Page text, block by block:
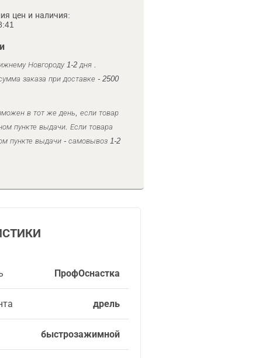
цен и наличия:
Новгороду 1-2 дня .
заказа при доставке - 2500
в тот же день, если товар
пункте выдачи. Если товара
пункте выдачи - самовывоз 1-2
ПрофОснастка
дрель
быстрозажимной